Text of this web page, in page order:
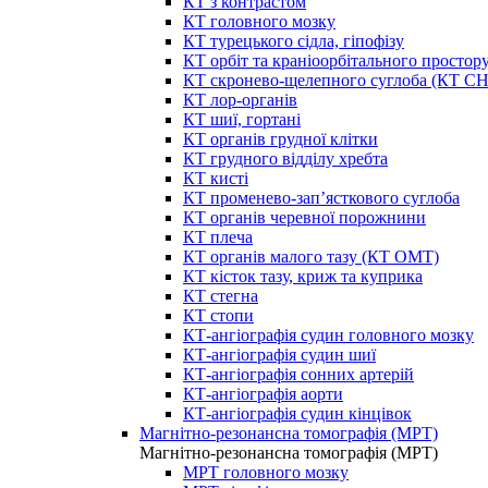
КТ головного мозку
КТ турецького сідла, гіпофізу
КТ орбіт та краніоорбітального
КТ скронево-щелепного суглоба (КТ
КТ лор-органів
КТ шиї, гортані
КТ органів грудної клітки
КТ грудного відділу хребта
КТ кисті
КТ променево-зап’ясткового суглоба
КТ органів черевної порожнини
КТ плеча
КТ органів малого тазу (КТ ОМТ)
КТ кісток тазу, криж та куприка
КТ стегна
КТ стопи
КТ-ангіографія судин головного мозку
КТ-ангіографія судин шиї
КТ-ангіографія сонних артерій
КТ-ангіографія аорти
КТ-ангіографія судин кінцівок
Магнітно-резонансна томографія (МРТ)
Магнітно-резонансна томографія (МРТ)
МРТ головного мозку